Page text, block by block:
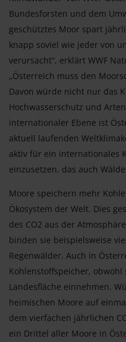
Bundesforsten und dem
geschütztes Moor spart
knapp soviel wie jeder von
verursacht“, erklärt WWF
„Österreich muss den
Davon würde nicht nur das
Hochwasserschutz und
internationaler Ebene ist
aktuell laufenden
aktiv für ein internationales
einzusetzen, das auch
Moore speichern mehr
Ökosystem der Welt. Dies
des CO2 aus der
binden sie beispielsweise
Regenwälder. Auch in
Kohlenstoffspeicher,
Landesfläche einnehmen.
heimischen Moore auf
dem vierfachen jährlichen
ein Drittel aller Moore in